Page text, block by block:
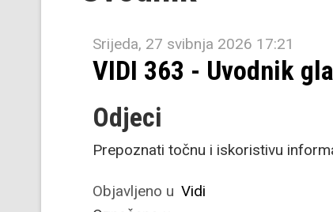
Srijeda, 27 svibnja 2026 17:21
VIDI 363 - Uvodnik
Odjeci
Prepoznati točnu i iskoristivu
Objavljeno u Vidi